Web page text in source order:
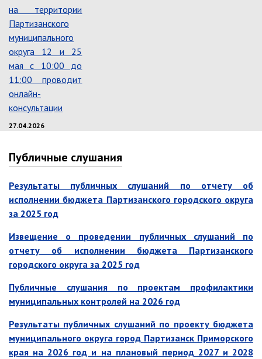
Контрольно-ревизионный отдел
Отдел культуры
Отдел муниципальной службы и
кадров
Отдел правового обеспечения
Об утверждении положения
об отделе правового
Партизанск Приморского
круая
спорта
✆ Телефонный справочник
График работы
на территории
Партизанского
муниципального
округа 12 и 25
мая с 10:00 до
11:00 проводит
онлайн-
консультации
27.04.2026
Публичные слушания
Результаты публичных слушаний по отчету об
исполнении бюджета Партизанского городского округа
за 2025 год
Извещение о проведении публичных слушаний по
отчету об исполнении бюджета Партизанского
городского округа за 2025 год
Публичные слушания по проектам профилактики
муниципальных контролей на 2026 год
Результаты публичных слушаний по проекту бюджета
муниципального округа город Партизанск Приморского
края на 2026 год и на плановый период 2027 и 2028